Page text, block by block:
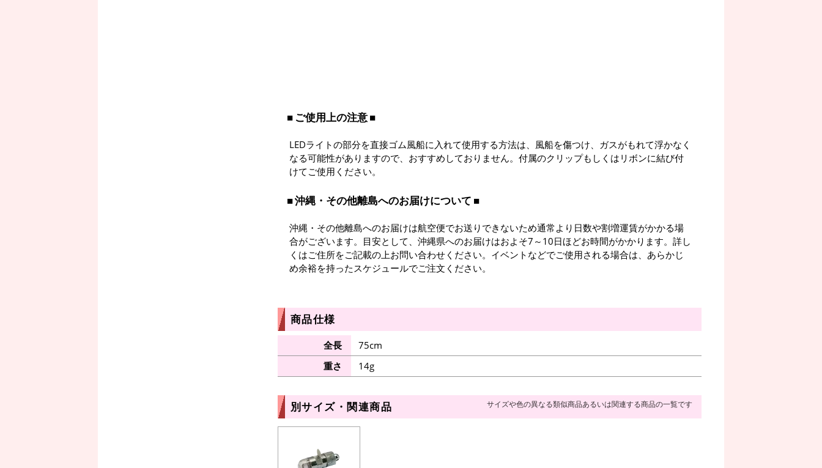
ご使用上の注意
LEDライトの部分を直接ゴム風船に入れて使用する方法は、風船を傷つけ、ガスがもれて浮かなく
なる可能性がありますので、おすすめしておりません。付属のクリップもしくはリボンに結び付
けてご使用ください。
沖縄・その他離島へのお届けについて
沖縄・その他離島へのお届けは航空便でお送りできないため通常より日数や割増運賃がかかる場
合がございます。目安として、沖縄県へのお届けはおよそ7～10日ほどお時間がかかります。詳し
くはご住所をご記載の上お問い合わせください。イベントなどでご使用される場合は、あらかじ
め余裕を持ったスケジュールでご注文ください。
商品仕様
全長
75cm
重さ
14g
別サイズ・関連商品 サイズや色の異なる類似商品あるいは関連する商品の一覧です